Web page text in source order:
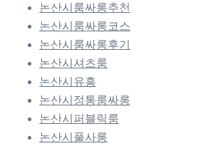
논산시룸싸롱추천
논산시룸싸롱코스
논산시룸싸롱후기
논산시셔츠룸
논산시유흥
논산시정통룸싸롱
논산시퍼블릭룸
논산시풀사롱